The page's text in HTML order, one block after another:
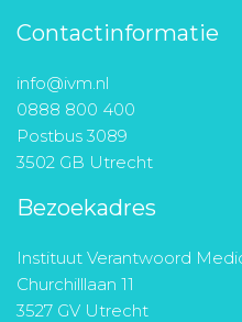
Contactinformatie
info@ivm.nl
0888 800 400
Postbus 3089
3502 GB Utrecht
Bezoekadres
Instituut Verantwoord
Churchilllaan 11
3527 GV Utrecht